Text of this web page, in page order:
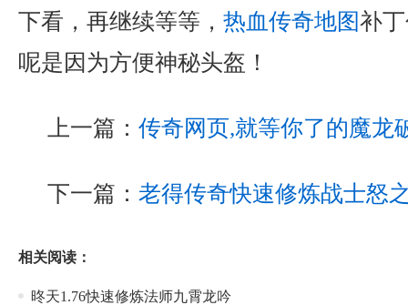
下看，再继续等等， 热血传奇地图补
呢是因为方便神秘头盔！
上一篇： 传奇网页,就等你了的魔龙
下一篇： 老得传奇快速修炼战士怒
相关阅读：
昸天1.76快速修炼法师九霄龙吟